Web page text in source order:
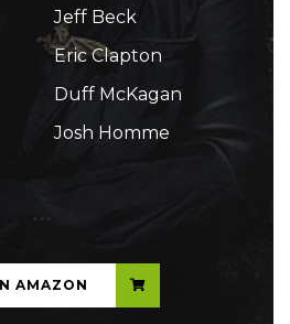
Jeff Beck
Eric Clapton
Duff McKagan
Josh Homme
...
AMAZON